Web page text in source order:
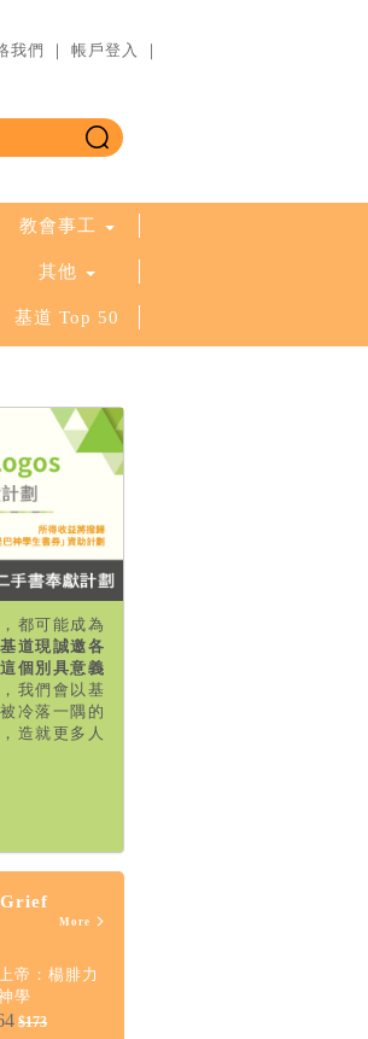
我們 ｜ 帳戶登入 ｜
教會事工
其他
基道 Top 50
都可能成為
基道現誠邀各
個別具意義
，我們會以基
冷落一隅的
造就更多人
Grief
More
帝：楊腓力
學
$173